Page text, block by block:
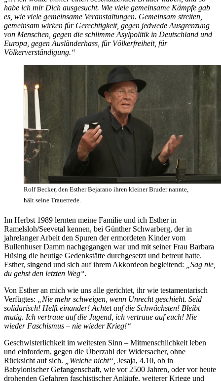
habe ich mir Dich ausgesucht. Wie viele gemeinsame Kämpfe gab
es, wie viele gemeinsame Veranstaltungen. Gemeinsam streiten,
gemeinsam wirken für Gerechtigkeit, gegen jedwede Ausgrenzung
von Menschen, gegen die schlimme Asylpolitik in Deutschland und
Europa, gegen Ausländerhass, für Völkerfreiheit, für
Völkerverständigung.“
Rolf Becker, den Esther Bejarano ihren kleiner Bruder nannte,
hält seine Trauerrede.
Im Herbst 1989 lernten meine Familie und ich Esther in
Ramelsloh/Seevetal kennen, bei Günther Schwarberg, der in
jahrelanger Arbeit den Spuren der ermordeten Kinder vom
Bullenhuser Damm nachgegangen war und mit seiner Frau Barbara
Hüsing die heutige Gedenkstätte durchgesetzt und betreut hatte.
Esther, singend und sich auf ihrem Akkordeon begleitend:
„Sag nie,
du gehst den letzten Weg“.
Von Esther an mich wie uns alle gerichtet, ihr wie testamentarisch
Verfügtes:
„Nie mehr schweigen, wenn Unrecht geschieht. Seid
solidarisch! Helft einander! Achtet auf die Schwächsten! Bleibt
mutig. Ich vertraue auf die Jugend, ich vertraue auf euch! Nie
wieder Faschismus – nie wieder Krieg!“
Geschwisterlichkeit im weitesten Sinn – Mitmenschlichkeit leben
und einfordern, gegen die Überzahl der Widersacher, ohne
Rücksicht auf sich.
„Weiche nicht“, Jesaja, 4.10, ob in
Babylonischer Gefangenschaft, wie vor 2500 Jahren, oder vor heute
drohenden Gefahren faschistischer Anläufe, weiterer Kriege und